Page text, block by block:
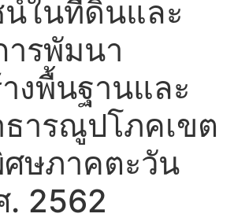
น์ในที่ดินและ
ารพัมนา
งพื้นฐานและ
ธารณูปโภคเขต
ษภาคตะวัน
. 2562